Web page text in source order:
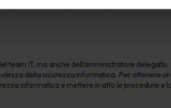
Una revisione regolare delle politiche assicura
team IT, ma anche dell’amministratore
della sicurezza informatica. Per ottenere
informatica e mettere in atto le procedure